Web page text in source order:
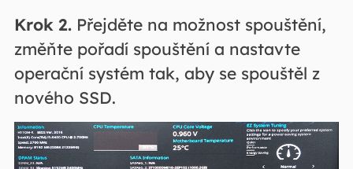
Krok 2.Přejděte na možnost spouštění,
změňte pořadí spouštění a nastavte
operační systém tak, aby se spouštěl z
nového SSD.